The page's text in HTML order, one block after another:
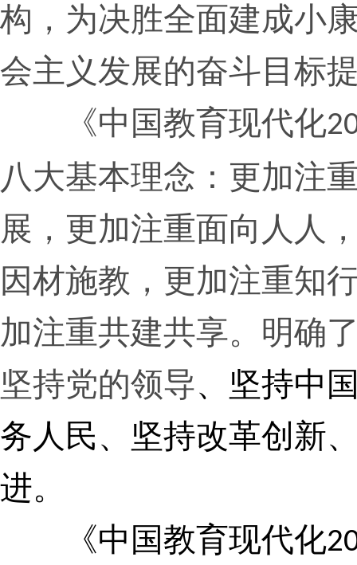
构，为决胜全面建成小
会主义发展的奋斗目标
《中国教育现代化
八大基本理念：更加注
展，更加注重面向人人
因材施教，更加注重知
加注重共建共享。明确
坚持党的领导、坚持中
务人民、坚持改革创新
进。
《中国教育现代化